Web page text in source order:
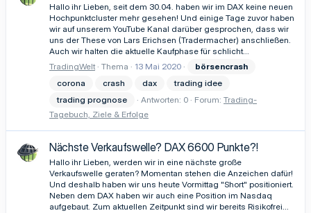
Hallo ihr Lieben, seit dem 30.04. haben wir im DAX keine neuen
Hochpunktcluster mehr gesehen! Und einige Tage zuvor haben
wir auf unserem YouTube Kanal darüber gesprochen, dass wir
uns der These von Lars Erichsen (Tradermacher) anschließen.
Auch wir halten die aktuelle Kaufphase für schlicht...
TradingWelt Thema 13 Mai 2020
börsencrash
corona
crash dax
trading idee
trading prognose
Antworten: 0 Forum: Trading-
Tagebuch, Ziele & Erfolge
Nächste Verkaufswelle? DAX 6600 Punkte?!
Hallo ihr Lieben, werden wir in eine nächste große
Verkaufswelle geraten? Momentan stehen die Anzeichen dafür!
Und deshalb haben wir uns heute Vormittag "Short" positioniert.
Neben dem DAX haben wir auch eine Position im Nasdaq
aufgebaut. Zum aktuellen Zeitpunkt sind wir bereits Risikofrei...